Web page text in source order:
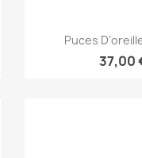
Aperçu
Puces
37,00